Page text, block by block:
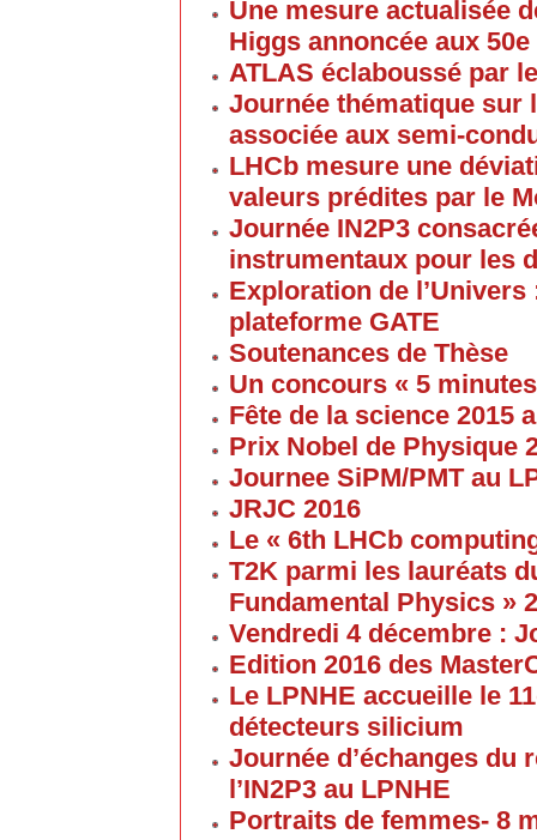
Une mesure actualisée
Higgs annoncée aux
ATLAS éclaboussé par
Journée thématique sur
associée aux semi-
LHCb mesure une
valeurs prédites par le
Journée IN2P3
instrumentaux pour les
Exploration de
plateforme GATE
Soutenances de Thèse
Un concours « 5
Fête de la science 2015
Prix Nobel de Physique
Journee SiPM/PMT au
JRJC 2016
Le « 6th LHCb
T2K parmi les lauréats
Fundamental Physics »
Vendredi 4 décembre :
Edition 2016 des
Le LPNHE accueille le
détecteurs silicium
Journée d’échanges du
l’IN2P3 au LPNHE
Portraits de femmes- 8